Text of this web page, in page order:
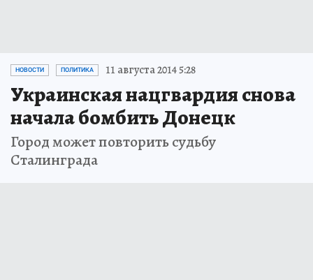
НОВОСТИ ПОЛИТИКА 11 августа 2014 5:28
Украинская нацгвардия снова
начала бомбить Донецк
Город может повторить судьбу
Сталинграда